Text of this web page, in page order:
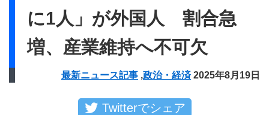
に1人」が外国人 割合急
増、産業維持へ不可欠
最新ニュース記事 ,政治・経済2025年8月19日
Twitterでシェア